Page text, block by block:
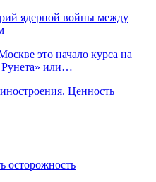
ядерной войны между
это начало курса на
Рунета» или…
Ценность
осторожность